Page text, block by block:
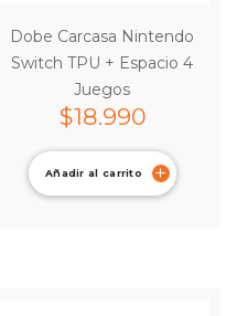
Dobe Carcasa Nintendo
Switch TPU + Espacio 4
Juegos
$18.990
Añadir al carrito